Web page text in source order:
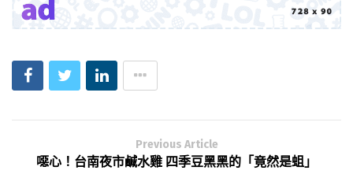
Previous Article
噁心！台南夜市鹹水雞 四季豆黑黑的「竟然是蛆」